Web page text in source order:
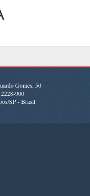
Gomes, 50
900
SP - Brasil